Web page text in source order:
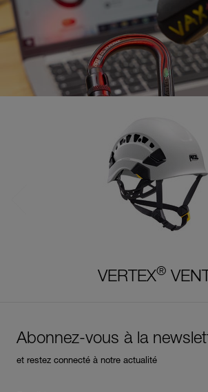
VERTEX® VENT
Abonnez-vous à la
et restez connecté à notre actualité